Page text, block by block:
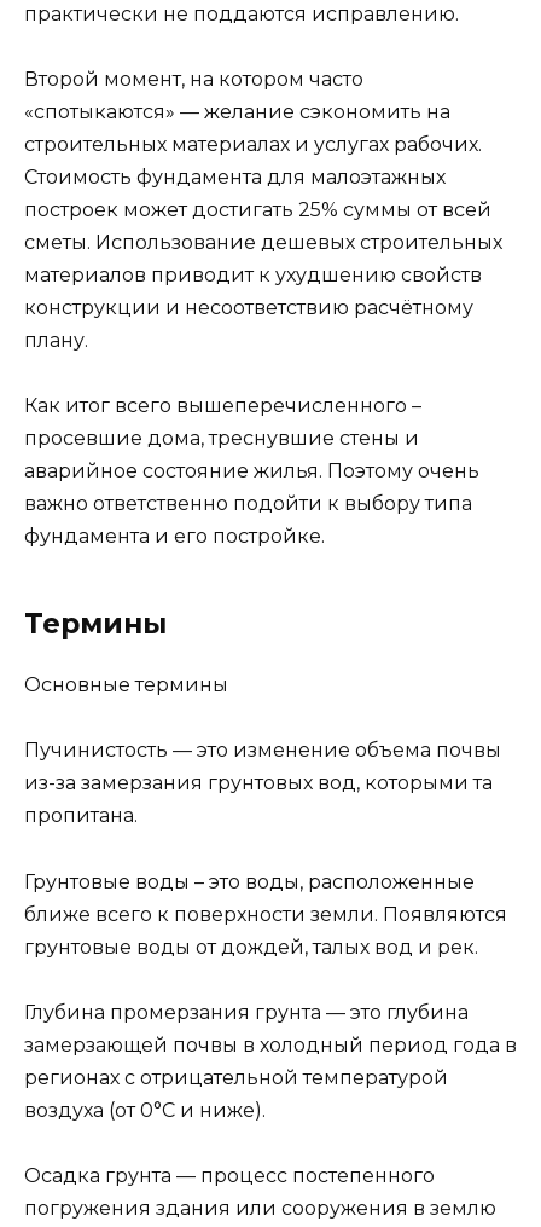
практически не поддаются исправлению.
Второй момент, на котором часто
«спотыкаются» — желание сэкономить на
строительных материалах и услугах рабочих.
Стоимость фундамента для малоэтажных
построек может достигать 25% суммы от всей
сметы. Использование дешевых строительных
материалов приводит к ухудшению свойств
конструкции и несоответствию расчётному
плану.
Как итог всего вышеперечисленного –
просевшие дома, треснувшие стены и
аварийное состояние жилья. Поэтому очень
важно ответственно подойти к выбору типа
фундамента и его постройке.
Термины
Основные термины
Пучинистость — это изменение объема почвы
из-за замерзания грунтовых вод, которыми та
пропитана.
Грунтовые воды – это воды, расположенные
ближе всего к поверхности земли. Появляются
грунтовые воды от дождей, талых вод и рек.
Глубина промерзания грунта — это глубина
замерзающей почвы в холодный период года в
регионах с отрицательной температурой
воздуха (от 0°C и ниже).
Осадка грунта — процесс постепенного
погружения здания или сооружения в землю